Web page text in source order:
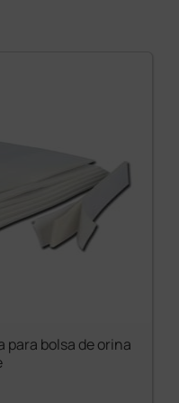
para bolsa de orina